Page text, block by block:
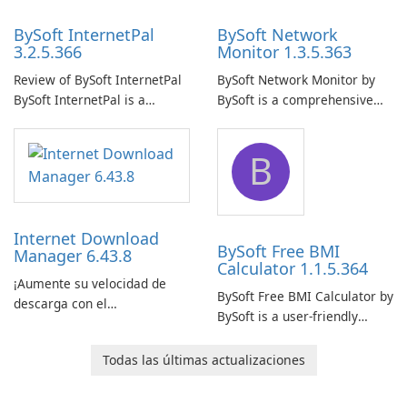
BySoft InternetPal
3.2.5.366
Review of BySoft InternetPal
BySoft InternetPal is a
application designed to
monitor your internet
connection and provide real-
time insights into its
BySoft Network
Monitor 1.3.5.363
BySoft Network Monitor by
BySoft is a comprehensive
designed to help businesses
effectively manage their
network infrastructure.
Internet Download
Manager 6.43.8
¡Aumente su velocidad de
descarga con el
B
BySoft Free BMI
Calculator 1.1.5.364
BySoft Free BMI Calculator by
BySoft is a user-friendly
designed to help you
Todas las últimas actualizaciones